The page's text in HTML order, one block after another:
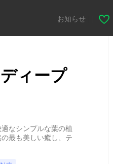
お知らせ
ィープ
なシンプルな葉の植
最も美しい癒し、テ